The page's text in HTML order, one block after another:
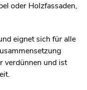
oder Holzfassaden,
eignet sich für alle
verdünnen und ist